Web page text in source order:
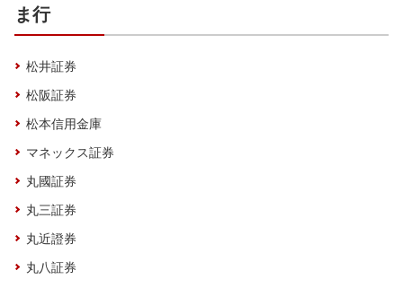
ま行
松井証券
松阪証券
松本信用金庫
マネックス証券
丸國証券
丸三証券
丸近證券
丸八証券